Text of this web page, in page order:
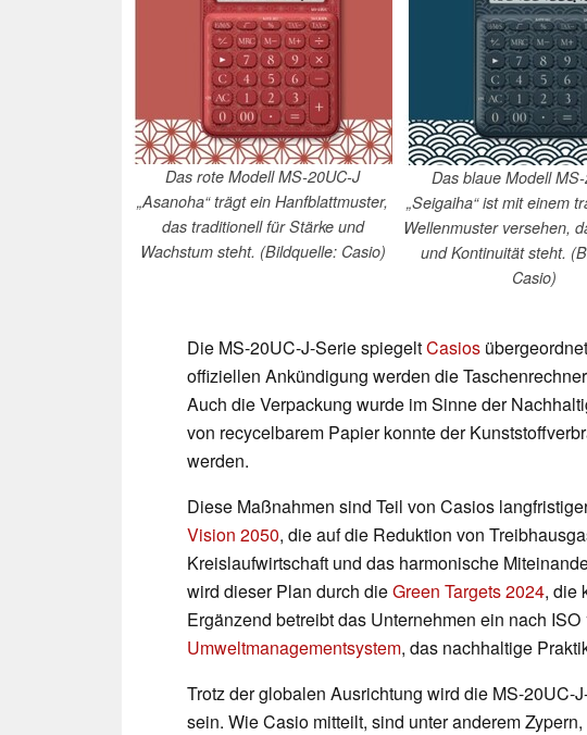
Das rote Modell MS-20UC-J
„Asanoha“ trägt ein Hanfblattmuster,
das traditionell für Stärke und
Wachstum steht. (Bildquelle: Casio)
Das blaue Modell
„Seigaiha“ ist mit einem
Wellenmuster versehen,
und Kontinuität steht.
Casio)
Die MS-20UC-J-Serie spiegeltCasios
offiziellen Ankündigung werden die
Auch die Verpackung wurde im Sinne der
von recycelbarem Papier konnte der
werden.
Diese Maßnahmen sind Teil von Casios
Vision 2050, die auf die Reduktion von
Kreislaufwirtschaft und das harmonische
wird dieser Plan durch dieGreen Targets 2024, die
Ergänzend betreibt das Unternehmen ein nach
Umweltmanagementsystem, das nachhaltige
Trotz der globalen Ausrichtung wird die MS-20UC-
sein. Wie Casio mitteilt, sind unter anderem